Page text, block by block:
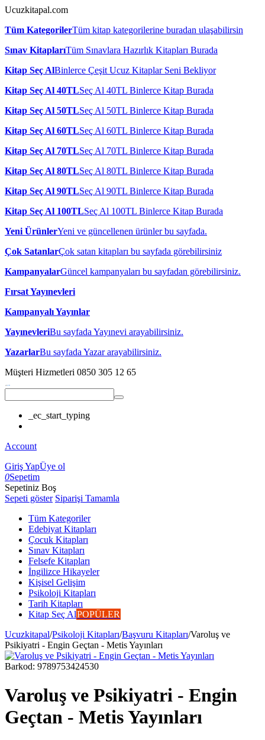
Ucuzkitapal.com
Tüm KategorilerTüm kitap kategorilerine buradan ulaşabilirsin
Sınav KitaplarıTüm Sınavlara Hazırlık Kitapları Burada
Kitap Seç AlBinlerce Çeşit Ucuz Kitaplar Seni Bekliyor
Kitap Seç Al 40TLSeç Al 40TL Binlerce Kitap Burada
Kitap Seç Al 50TLSeç Al 50TL Binlerce Kitap Burada
Kitap Seç Al 60TLSeç Al 60TL Binlerce Kitap Burada
Kitap Seç Al 70TLSeç Al 70TL Binlerce Kitap Burada
Kitap Seç Al 80TLSeç Al 80TL Binlerce Kitap Burada
Kitap Seç Al 90TLSeç Al 90TL Binlerce Kitap Burada
Kitap Seç Al 100TLSeç Al 100TL Binlerce Kitap Burada
Yeni ÜrünlerYeni ve güncellenen ürünler bu sayfada.
Çok SatanlarÇok satan kitapları bu sayfada görebilirsiniz
KampanyalarGüncel kampanyaları bu sayfadan görebilirsiniz.
Fırsat Yayınevleri
Kampanyalı Yayınlar
YayınevleriBu sayfada Yayınevi arayabilirsiniz.
YazarlarBu sayfada Yazar arayabilirsiniz.
Müşteri Hizmetleri 0850 305 12 65
_ec_start_typing
Account
Giriş YapÜye ol
0Sepetim
Sepetiniz Boş
Sepeti göster Siparişi Tamamla
Tüm Kategoriler
Edebiyat Kitapları
Çocuk Kitapları
Sınav Kitapları
Felsefe Kitapları
İngilizce Hikayeler
Kişisel Gelişim
Psikoloji Kitapları
Tarih Kitapları
Kitap Seç AlPOPÜLER
Ucuzkitapal/Psikoloji Kitapları/Başvuru Kitapları/Varoluş ve
Psikiyatri - Engin Geçtan - Metis Yayınları
Barkod: 9789753424530
Varoluş ve Psikiyatri - Engin
Geçtan - Metis Yayınları